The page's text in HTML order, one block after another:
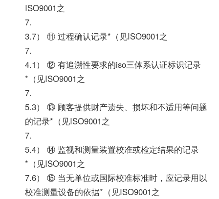
ISO9001之
7.
3.7） ⑪ 过程确认记录*（见ISO9001之
7.
4.1） ⑫ 有追溯性要求的iso三体系认证标识记录
*（见ISO9001之
7.
5.3） ⑬ 顾客提供财产遗失、损坏和不适用等问题
的记录*（见ISO9001之
7.
5.4） ⑭ 监视和测量装置校准或检定结果的记录
*（见ISO9001之
7.6） ⑮ 当无单位或国际校准标准时，应记录用以
校准测量设备的依据*（见ISO9001之